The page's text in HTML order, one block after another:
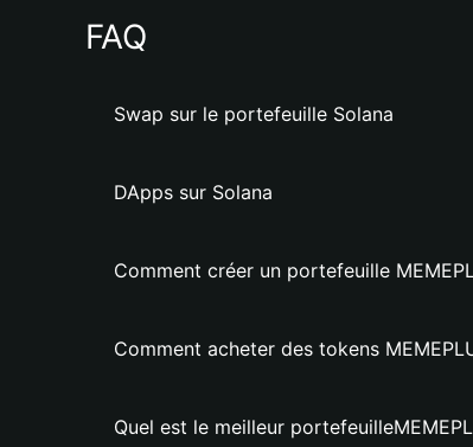
FAQ
Swap sur le portefeuille Solana
DApps sur Solana
Comment créer un portefeuille
Comment acheter des tokens
Quel est le meilleur